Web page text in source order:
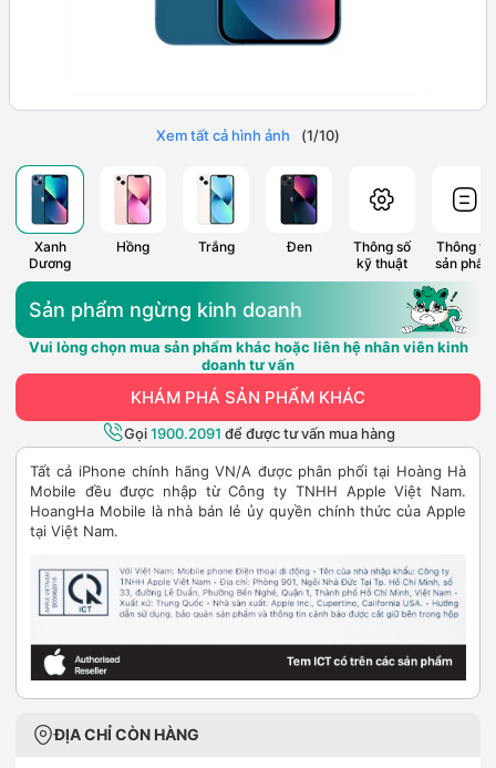
Xem tất cả hình ảnh (1/10)
Xanh
Dương
Hồng Trắng Đen
Thông số
kỹ thuật
Thông tin
sản phẩm
Sản phẩm ngừng kinh doanh
Vui lòng chọn mua sản phẩm khác hoặc liên hệ nhân viên kinh
doanh tư vấn
KHÁM PHÁ SẢN PHẨM KHÁC
Gọi1900.2091 để được tư vấn mua hàng
Tất cả iPhone chính hãng VN/A được phân phối tại Hoàng Hà
Mobile đều được nhập từ Công ty TNHH Apple Việt Nam.
HoangHa Mobile là nhà bán lẻ ủy quyền chính thức của Apple
tại Việt Nam.
ĐỊA CHỈ CÒN HÀNG